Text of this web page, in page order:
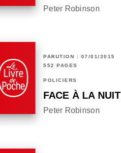
Peter Robinson
PARUTION : 07/01/2015
552 PAGES
POLICIERS
FACE À LA NUIT
Peter Robinson